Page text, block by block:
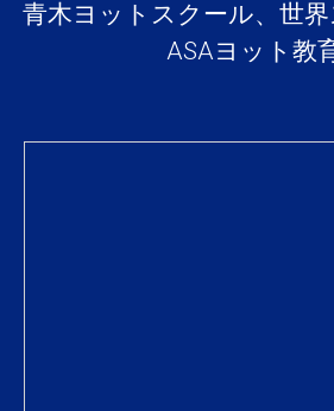
青木ヨットスクール、世
ASAヨット教